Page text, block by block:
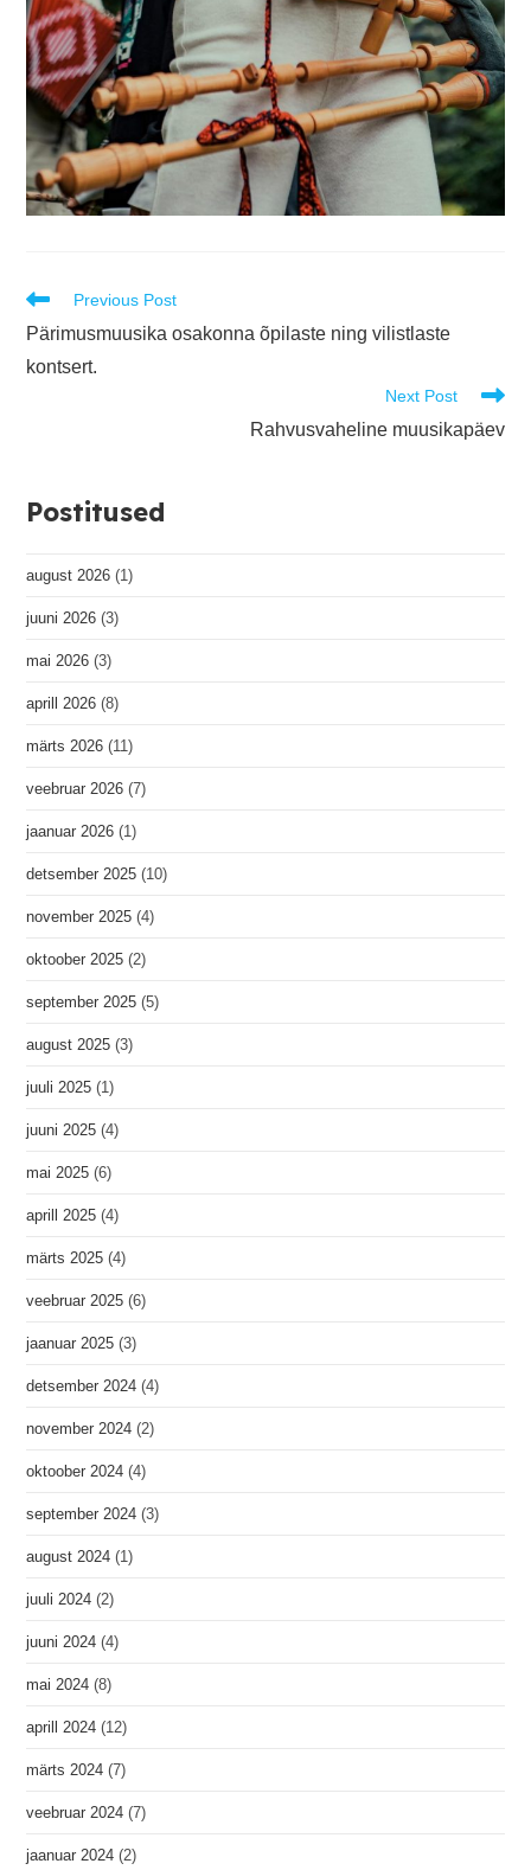
Read
articles
Previous Post
Pärimusmuusika osakonna õpilaste ning vilistlaste
kontsert.
Next Post
Rahvusvaheline muusikapäev
Postitused
august 2026 (1)
juuni 2026 (3)
mai 2026 (3)
aprill 2026 (8)
märts 2026 (11)
veebruar 2026 (7)
jaanuar 2026 (1)
detsember 2025 (10)
november 2025 (4)
oktoober 2025 (2)
september 2025 (5)
august 2025 (3)
juuli 2025 (1)
juuni 2025 (4)
mai 2025 (6)
aprill 2025 (4)
märts 2025 (4)
veebruar 2025 (6)
jaanuar 2025 (3)
detsember 2024 (4)
november 2024 (2)
oktoober 2024 (4)
september 2024 (3)
august 2024 (1)
juuli 2024 (2)
juuni 2024 (4)
mai 2024 (8)
aprill 2024 (12)
märts 2024 (7)
veebruar 2024 (7)
jaanuar 2024 (2)